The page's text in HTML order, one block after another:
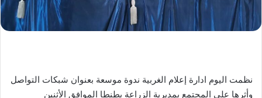
نظمت اليوم ادارة إعلام الغربية ندوة موسعة بعنوان شبكات التواصل
وأثرها على المجتمع بمديرية الزراعة بطنطا الموافق الأثنين